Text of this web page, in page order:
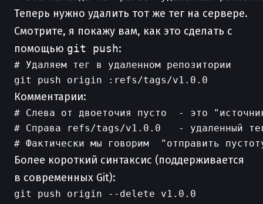
Теперь нужно удалить тот же тег на сервере.
Смотрите, я покажу вам, как это сделать с
помощью git push:
# Удаляем тег в удаленном репозитории
Комментарии:
# Слева от двоеточия пусто  - это
# Справа refs/tags/v1.0.0   - удаленный
Более короткий синтаксис (поддерживается
в современных Git):